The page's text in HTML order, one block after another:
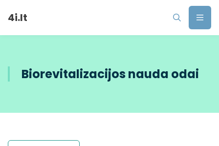
4i.lt
Biorevitalizacijos nauda odai